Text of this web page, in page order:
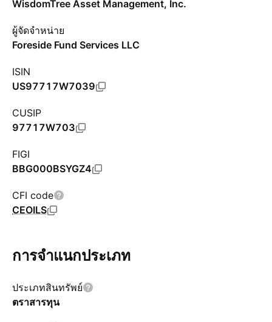
WisdomTree Asset Management, Inc.
ผู้จัดจำหน่าย
Foreside Fund Services LLC
ISIN
US97717W7039
CUSIP
97717W703
FIGI
BBG000BSYGZ4
CFI code
CEOILS
การจำแนกประเภท
ประเภทสินทรัพย์
ตราสารทุน